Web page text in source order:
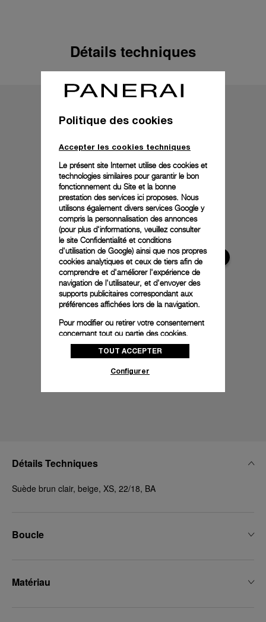
Détails techniques
Détails Techniques
Suède brun clair, beige, XS, 22/18, BA
Boucle
Matériau
Politique des cookies
Accepter les cookies techniques
Le présent site Internet utilise des cookies et
technologies similaires pour garantir le bon
fonctionnement du Site et la bonne
prestation des services ici proposes. Nous
utilisons également divers services Google y
compris la personnalisation des annonces
(pour plus d'informations, veuillez consulter
le site Confidentialité et conditions
d'utilisation de Google) ainsi que nos propres
cookies analytiques et ceux de tiers afin de
comprendre et d'améliorer l'expérience de
navigation de l'utilisateur, et d'envoyer des
supports publicitaires correspondant aux
préférences affichées lors de la navigation.
Pour modifier ou retirer votre consentement
concernant tout ou partie des cookies,
cliquez sur « Configurer » ou consultez notre
politique des cookiespour obtenir plus
donnez votre consentement pour l’utilisation
TOUT ACCEPTER
Configurer